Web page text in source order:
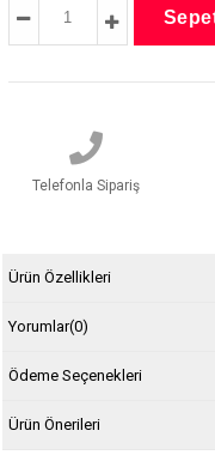
Telefonla Sipariş
Ürün Özellikleri
Yorumlar(0)
Ödeme Seçenekleri
Ürün Önerileri